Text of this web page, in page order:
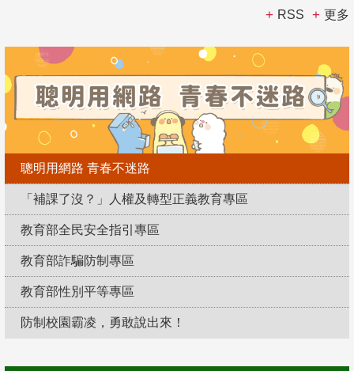
RSS 更多
聰明用網路 青春不迷路
「補課了沒？」人權及轉型正義教育專區
教育部全民安全指引專區
教育部詐騙防制專區
教育部性別平等專區
防制校園霸凌，勇敢說出來！